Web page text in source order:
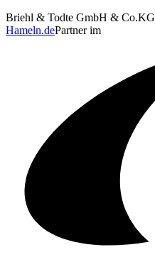
Briehl & Todte GmbH & Co.KG
Hameln.dePartner im